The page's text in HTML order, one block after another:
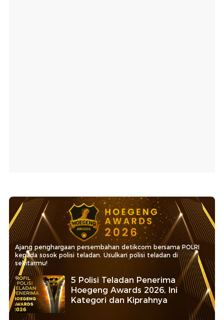
Ajang penghargaan persembahan detikcom bersama POLRI
kepada sosok polisi teladan. Usulkan polisi teladan di
sekitarmu!
5 Polisi Teladan Penerima
Hoegeng Awards 2026, Ini
Kategori dan Kiprahnya